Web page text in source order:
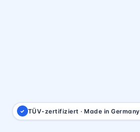
✓ TÜV-zertifiziert · Made in Germany